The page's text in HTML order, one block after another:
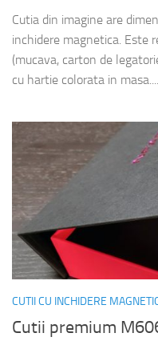
Cutia din imagine are
inchidere magnetica. Este
(mucava, carton de
cu hartie colorata in masa....
CUTII CU INCHIDERE
Cutii premium